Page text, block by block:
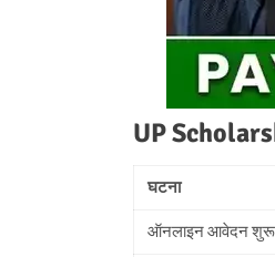
UP
घटना
ऑनलाइन आवेदन शुरू